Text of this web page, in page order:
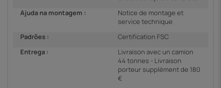
Ajuda na montagem :
Notice de montage et
service technique
Padrões :
Certification FSC
Entrega :
Livraison avec un camion
44 tonnes - Livraison
porteur supplément de 180
€